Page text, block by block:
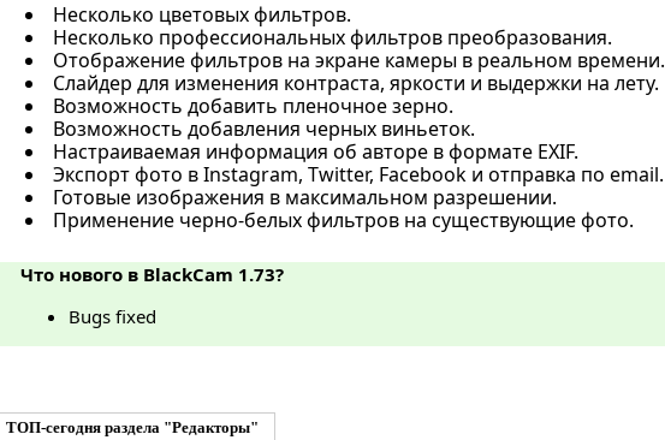
Несколько цветовых фильтров.
Несколько профессиональных фильтров преобразования.
Отображение фильтров на экране камеры в реальном времени.
Слайдер для изменения контраста, яркости и выдержки на лету.
Возможность добавить пленочное зерно.
Возможность добавления черных виньеток.
Настраиваемая информация об авторе в формате EXIF.
Экспорт фото в Instagram, Twitter, Facebook и отправка по email.
Готовые изображения в максимальном разрешении.
Применение черно-белых фильтров на существующие фото.
Что нового в BlackCam 1.73?
Bugs fixed
ТОП-сегодня раздела "Редакторы"